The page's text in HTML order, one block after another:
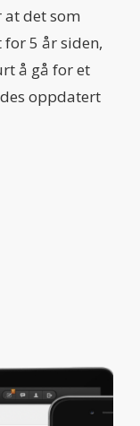
at det som
5 år siden,
å gå for et
oppdatert